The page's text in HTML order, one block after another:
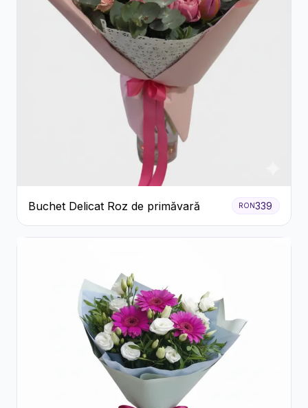
Buchet Delicat Roz de primăvară RON339